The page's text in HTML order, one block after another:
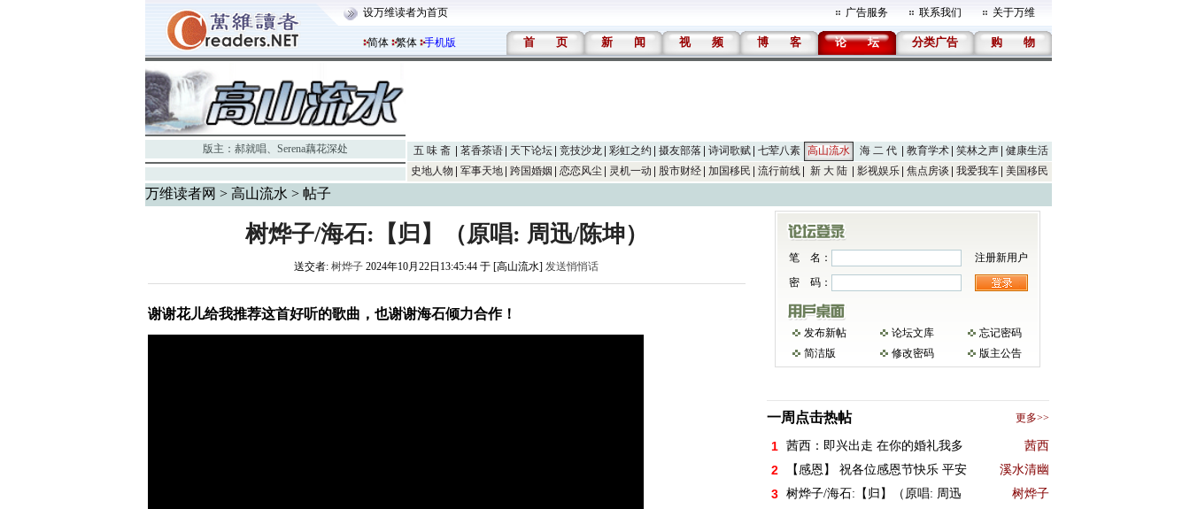
设万维读者为首页 广告服务 联系我们 关于万维
简体 繁体 手机版 首 页 新 闻 视 频 博 客 论 坛 分类广告 购 物
版主： 郝就唱、 Serena藕花深处 五 味 斋 茗香茶语 天下论坛 竞技沙龙 彩虹之约 摄友部落 诗词歌赋 七荤八素 高山流水 海 二 代 教育学术 笑林之声
健康生活
史地人物
军事天地 跨国婚姻 恋恋风尘 灵机一动 股市财经 加国移民 流行前线 新 大 陆 影视娱乐 焦点房谈 我爱我车 美国移民
万维读者网 > 高山流水 > 帖子
树烨子/海石:【归】（原唱: 周迅/陈坤）
送交者: 树烨子 2024年10月22日13:45:44 于 [高山流水] 发送悄悄话
谢谢花儿给我推荐这首好听的歌曲，也谢谢海石倾力合作！
笔 名：
注册新用户
密 码：
发布新帖 论坛文库
忘记密码
简洁版
修改密码 版主公告
一周点击热帖 更多>>
1 茜西：即兴出走 在你的婚礼我多 茜西
2 【感恩】 祝各位感恩节快乐 平安 溪水清幽
3 树烨子/海石:【归】（原唱: 周迅 树烨子